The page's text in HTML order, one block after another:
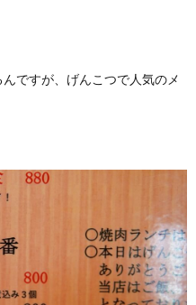
ですが、げんこつで人気のメ